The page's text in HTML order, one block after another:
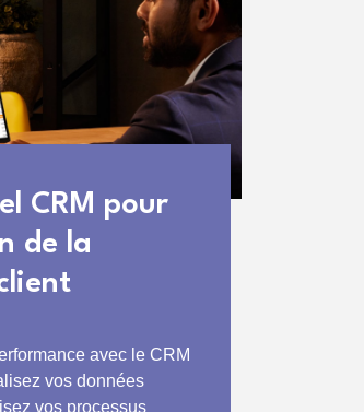
CRM pour
de la
avec le CRM
vos données
vos processus